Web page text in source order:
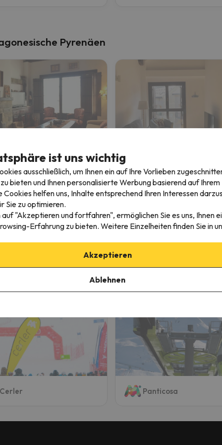
Pyrenäen
bis 27.12.26(4 Nächte)
in
Formigal
953 €/pers.
Escarrilla
9.560 Bewertungen
3-Tage-Skipass in
Formigal
Ohne Verpflegung
961
Cerler Panticosa
ist uns wichtig
ausschließlich, um Ihnen ein auf Ihre Vorlieben
bieten und Ihnen personalisierte Werbung basierend auf Ihrem
Cookies helfen uns, Inhalte entsprechend Ihren Interessen
Sie zu optimieren.
auf "Akzeptieren und fortfahren", ermöglichen Sie es uns, Ihnen
Erfahrung zu bieten. Weitere Einzelheiten finden Sie in
Akzeptieren
Ablehnen